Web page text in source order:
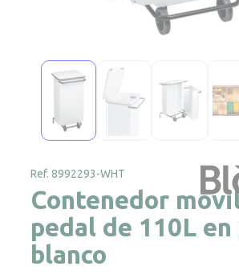
Ref. 8992293-WHT
Contenedor
pedal de 110L
blanco